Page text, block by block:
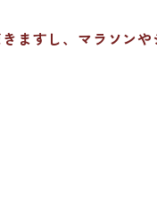
ますし、マラソン